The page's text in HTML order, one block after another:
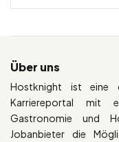
Über uns
Hostknight ist eine
Karriereportal mit
Gastronomie und
Jobanbieter die